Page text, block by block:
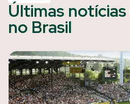
Últimas
no Brasil